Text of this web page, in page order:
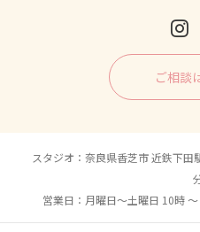
ご相談
スタジオ：奈良県香芝市 近鉄下
営業日：月曜日〜土曜日 10時